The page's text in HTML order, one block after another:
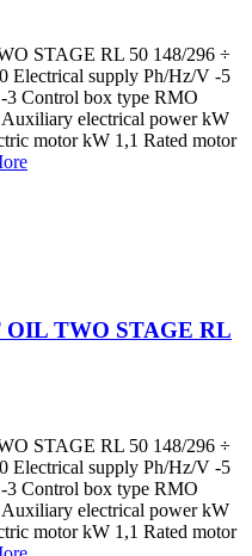
STAGE RL 50 148/296 ÷
Electrical supply Ph/Hz/V -5
Control box type RMO
electrical power kW
motor kW 1,1 Rated motor
TWO STAGE RL
STAGE RL 50 148/296 ÷
Electrical supply Ph/Hz/V -5
Control box type RMO
electrical power kW
motor kW 1,1 Rated motor